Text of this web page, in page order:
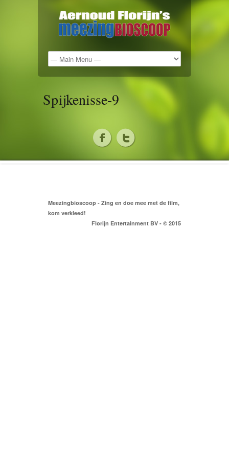
Spijkenisse-9
Meezingbioscoop - Zing en doe mee met de film,
kom verkleed!
Florijn Entertainment BV - © 2015